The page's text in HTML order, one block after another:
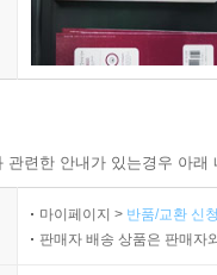
련한 안내가 있는경우 아
마이페이지 > 반품/교환 신
판매자 배송 상품은 판매자